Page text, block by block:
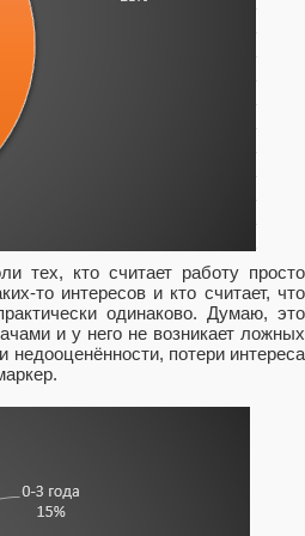
тех, кто считает работу просто
то интересов и кто считает, что
одинаково. Думаю, это
и у него не возникает ложных
потери интереса